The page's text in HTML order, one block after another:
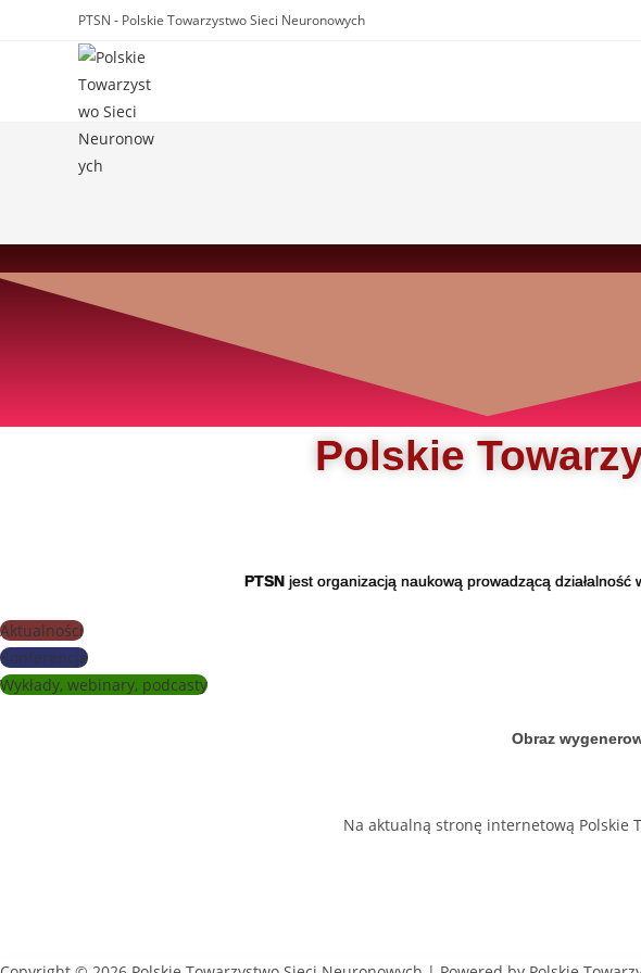
PTSN - Polskie Towarzystwo Sieci Neuronowych
Polskie
PTSN jest organizacją naukową prowadzącą
Aktualności
Konferencje
Wykłady, webinary, podcasty
Obraz
Na aktualną stronę internetową Polskie